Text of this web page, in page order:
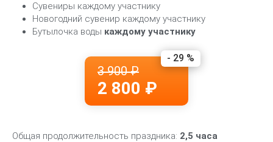
Сувениры каждому участнику
Новогодний сувенир каждому участнику
Бутылочка воды каждому участнику
- 29 %
3 900 ₽
2 800 ₽
Общая продолжительность праздника: 2,5 часа